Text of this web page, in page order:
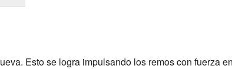
Esto se logra impulsando los remos con fuerza